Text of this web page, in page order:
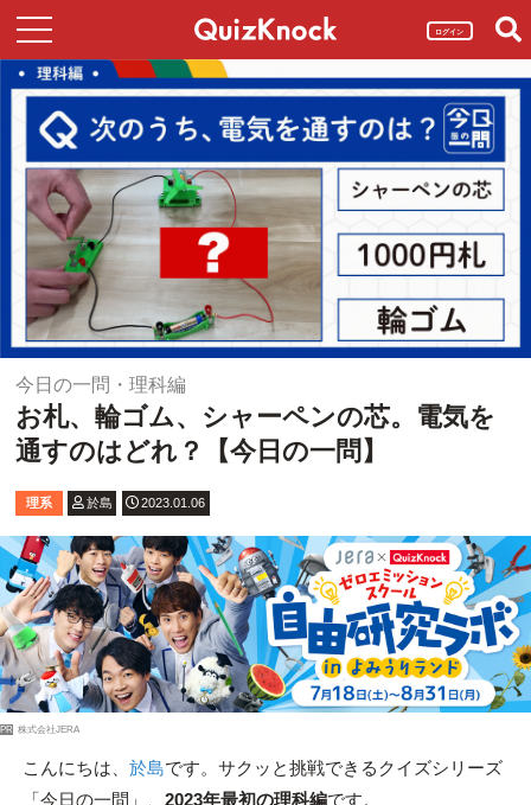
ログイン
今日の一問・理科編
お札、輪ゴム、シャーペンの芯。電気を
通すのはどれ？【今日の一問】
理系 於島 2023.01.06
PR 株式会社JERA
こんにちは、 於島です。サクッと挑戦できるクイズシリーズ
「今日の一問」、 2023年最初の理科編です。